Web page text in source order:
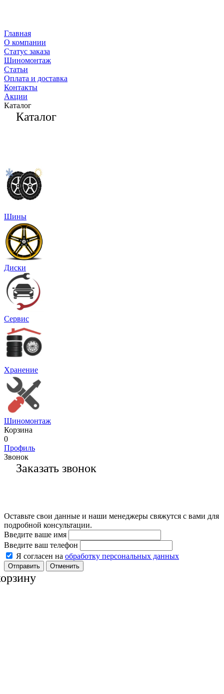
Главная
О компании
Статус заказа
Шиномонтаж
Статьи
Оплата и доставка
Контакты
Акции
Каталог
Каталог
Шины
Диски
Сервис
Хранение
Шиномонтаж
Корзина
0
Профиль
Звонок
Заказать звонок
Оставьте свои данные и наши менеджеры свяжутся с вами для
подробной консультации.
Введите ваше имя
Введите ваш телефон
Я согласен на обработку персональных данных
Отменить